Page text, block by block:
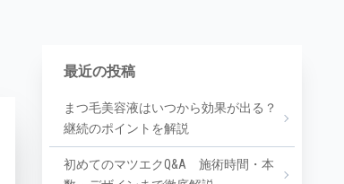
最近の投稿
まつ毛美容液はいつから効果が出る？
継続のポイントを解説
初めてのマツエクQ&A 施術時間・本